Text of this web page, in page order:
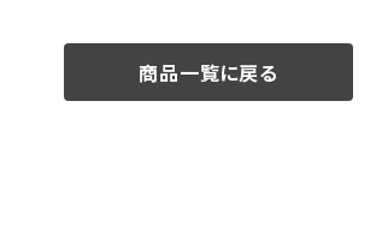
商品一覧に戻る